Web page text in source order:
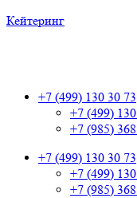
Кейтеринг
+7 (499) 130 30 73
+7 (499)
+7 (985)
+7 (499) 130 30 73
+7 (499)
+7 (985)